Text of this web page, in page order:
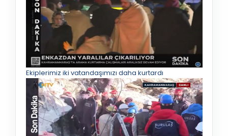
Ekiplerimiz iki vatandaşımızı daha kurtardı